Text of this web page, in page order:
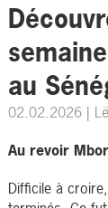
au
02.02.2026|
Au revoir
Difficile à